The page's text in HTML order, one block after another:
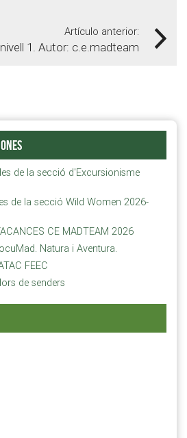
Artículo anterior:
1. Autor: c.e.madteam
de la secció d'Excursionisme
de la secció Wild Women 2026-
CE MADTEAM 2026
Natura i Aventura.
FEEC
de senders